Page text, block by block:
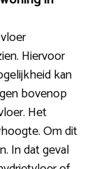
Hiervoor
kan
bovenop
Het
Om dit
In dat geval